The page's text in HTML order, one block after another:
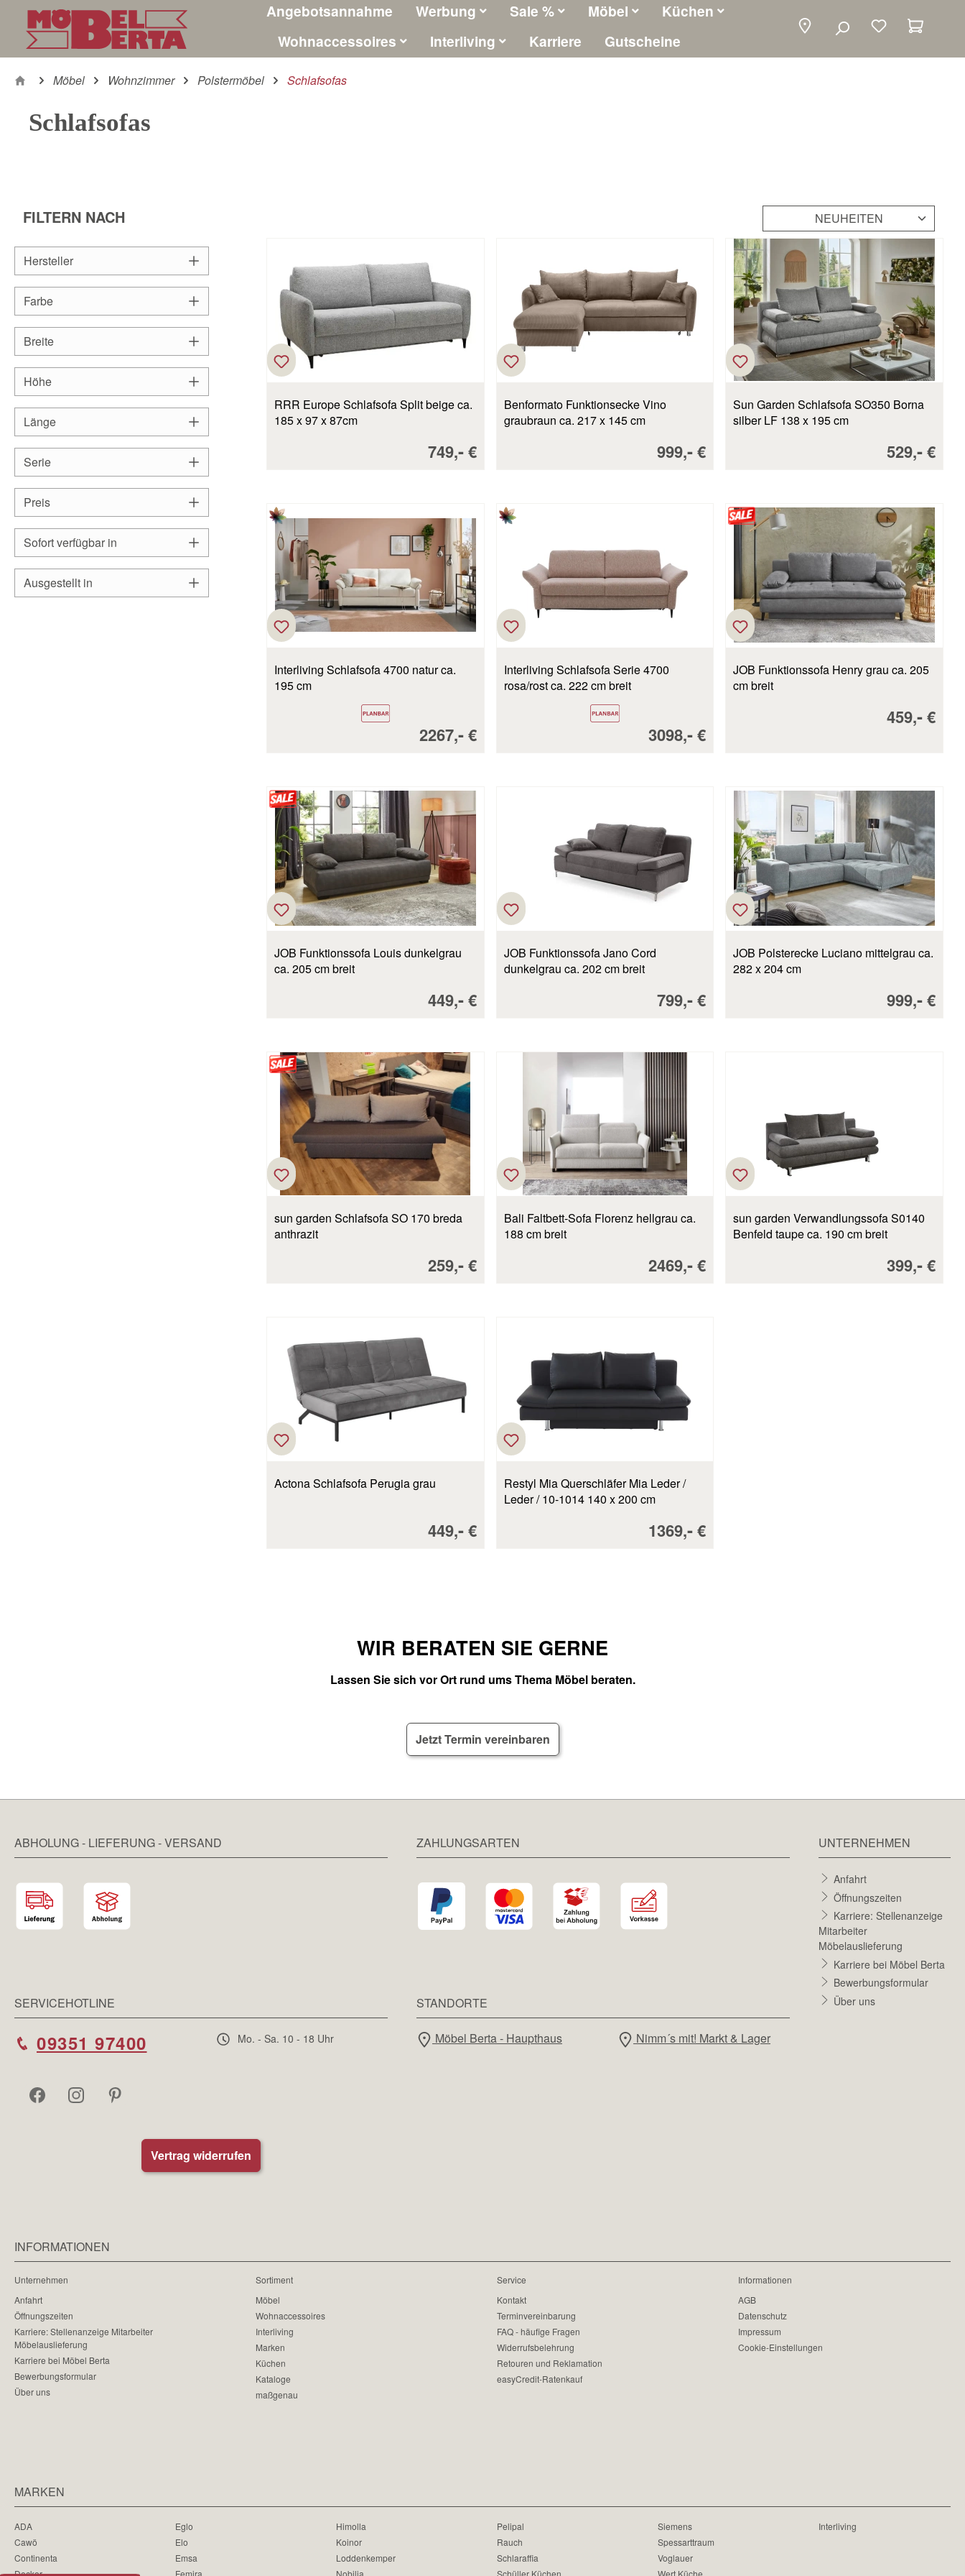
Hauptinhalt springen
Zur Suche springen
Zur Hauptnavigation springen Angebotsannahme Werbung Sale % Möbel
Küchen
Wohnaccessoires
Interliving Karriere Gutscheine
Möbel Wohnzimmer Polstermöbel Schlafsofas
Schlafsofas
FILTERN NACH
Hersteller
Farbe
Breite
Höhe
Länge
Serie
Preis
Sofort verfügbar in
Ausgestellt in
RRR Europe Schlafsofa Split beige ca.
185 x 97 x 87cm
Verkaufspreis:
749,-€
Benformato Funktionsecke Vino
graubraun ca. 217 x 145 cm
Verkaufspreis:
999,-€
Sun Garden Schlafsofa SO350 Borna
silber LF 138 x 195 cm
529,-€
Interliving Schlafsofa 4700 natur ca.
195 cm
Verkaufspreis:
2267,-€
Interliving Schlafsofa Serie 4700
rosa/rost ca. 222 cm breit
Verkaufspreis:
3098,-€
JOB Funktionssofa Henry grau ca. 205
cm breit
459,-€
JOB Funktionssofa Louis dunkelgrau
ca. 205 cm breit
Verkaufspreis:
449,-€
JOB Funktionssofa Jano Cord
dunkelgrau ca. 202 cm breit
Verkaufspreis:
799,-€
JOB Polsterecke Luciano mittelgrau ca.
282 x 204 cm
999,-€
sun garden Schlafsofa SO 170 breda
anthrazit
Verkaufspreis:
259,-€
Bali Faltbett-Sofa Florenz hellgrau ca.
188 cm breit
Verkaufspreis:
2469,-€
sun garden Verwandlungssofa S0140
Benfeld taupe ca. 190 cm breit
399,-€
Actona Schlafsofa Perugia grau
Verkaufspreis:
449,-€
Restyl Mia Querschläfer Mia Leder /
Leder / 10-1014 140 x 200 cm
Verkaufspreis:
1369,-€
WIR BERATEN SIE GERNE
Lassen Sie sich vor Ort rund ums Thema Möbel beraten.
Jetzt Termin vereinbaren
ABHOLUNG - LIEFERUNG - VERSAND ZAHLUNGSARTEN
SERVICEHOTLINE
09351 97400 Mo. - Sa. 10 - 18 Uhr
Vertrag widerrufen
STANDORTE
Möbel Berta - Haupthaus Nimm´s mit! Markt & Lager
UNTERNEHMEN
Anfahrt
Öffnungszeiten
Karriere: Stellenanzeige
Mitarbeiter
Möbelauslieferung
Karriere bei Möbel Berta
Bewerbungsformular
Über uns
INFORMATIONEN
Unternehmen
Anfahrt
Öffnungszeiten
Karriere: Stellenanzeige Mitarbeiter
Möbelauslieferung
Karriere bei Möbel Berta
Bewerbungsformular
Über uns
Sortiment
Möbel
Wohnaccessoires
Interliving
Marken
Küchen
Kataloge
maßgenau
Service
Kontakt
Terminvereinbarung
FAQ - häufige Fragen
Widerrufsbelehrung
Retouren und Reklamation
easyCredit-Ratenkauf
Informationen
AGB
Datenschutz
Impressum
Cookie-Einstellungen
MARKEN
ADA
Cawö
Continenta
Decker
Eglo
Elo
Emsa
Femira
Himolla
Koinor
Loddenkemper
Nobilia
Pelipal
Rauch
Schlaraffia
Schüller Küchen
Siemens
Spessarttraum
Voglauer
Wert Küche
Interliving